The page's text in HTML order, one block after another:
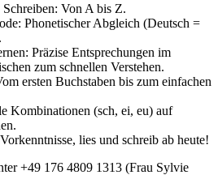
Von A bis Z.
Phonetischer Abgleich (Deutsch =
Präzise Entsprechungen im
zum schnellen Verstehen.
ersten Buchstaben bis zum einfachen
Kombinationen (sch, ei, eu) auf
lies und schreib ab heute!
+49 176 4809 1313 (Frau Sylvie